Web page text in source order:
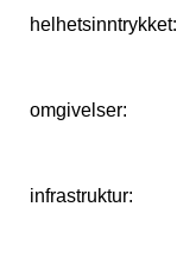
helhetsinntrykket:
omgivelser:
infrastruktur: